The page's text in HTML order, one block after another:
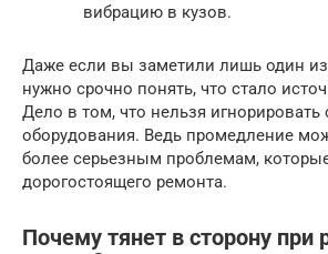
вибрацию в кузов.
Даже если вы заметили лишь один
нужно срочно понять, что стало
Дело в том, что нельзя игнорировать
оборудования. Ведь промедление
более серьезным проблемам,
дорогостоящего ремонта.
Почему тянет в сторону при